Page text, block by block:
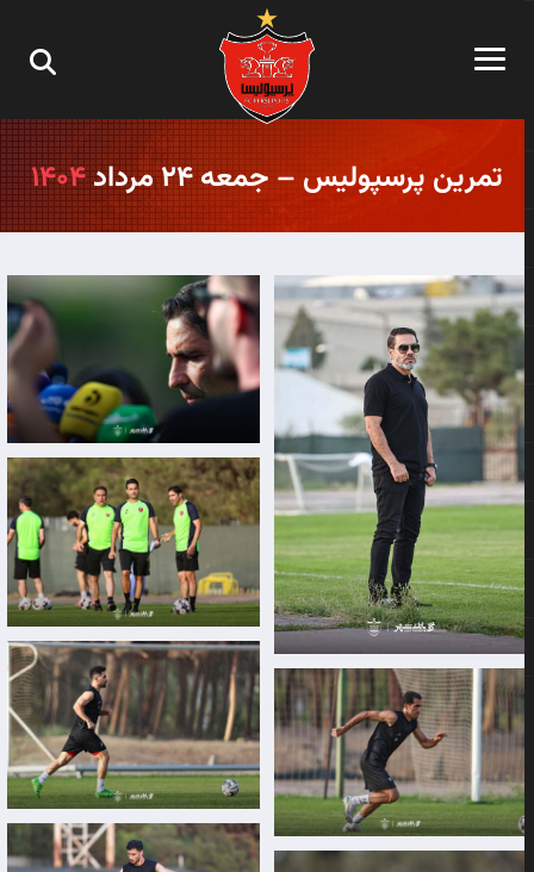
تمرین پرسپولیس – جمعه ۲۴ مرداد ۱۴۰۴